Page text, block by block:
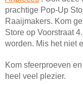
prachtige Pop-Up
Raaijmakers. Kom
Store op Voorstraat
worden. Mis het niet
Kom sfeerproeven
heel veel plezier.